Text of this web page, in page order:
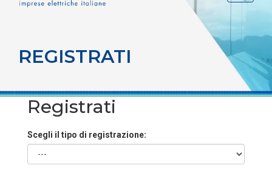
REGISTRATI
Registrati
Scegli il tipo di registrazione: